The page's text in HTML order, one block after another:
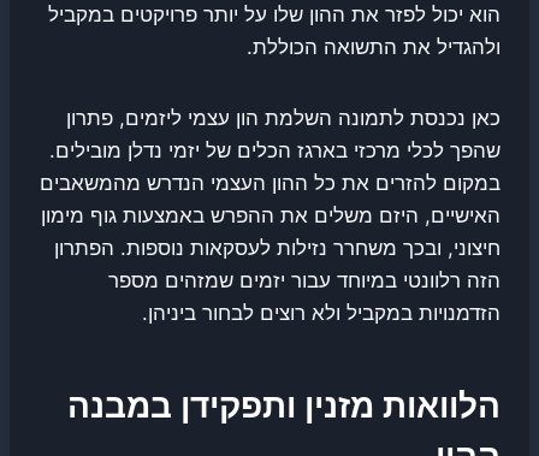
הוא יכול לפזר את ההון שלו על יותר פרויקטים במקביל
ולהגדיל את התשואה הכוללת.
כאן נכנסת לתמונה השלמת הון עצמי ליזמים, פתרון
שהפך לכלי מרכזי בארגז הכלים של יזמי נדלן מובילים.
במקום להזרים את כל ההון העצמי הנדרש מהמשאבים
האישיים, היזם משלים את ההפרש באמצעות גוף מימון
חיצוני, ובכך משחרר נזילות לעסקאות נוספות. הפתרון
הזה רלוונטי במיוחד עבור יזמים שמזהים מספר
הזדמנויות במקביל ולא רוצים לבחור ביניהן.
הלוואות מזנין ותפקידן במבנה